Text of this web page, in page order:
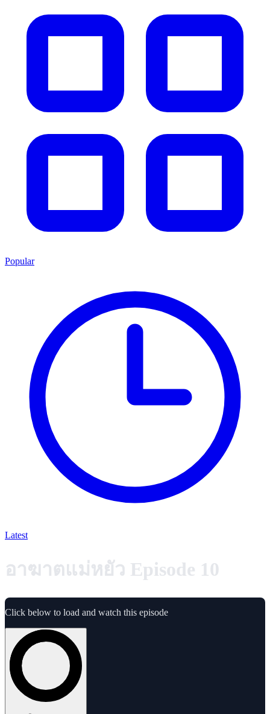
Popular
Latest
อาฆาตแม่หยัว Episode 10
Click below to load and watch this episode